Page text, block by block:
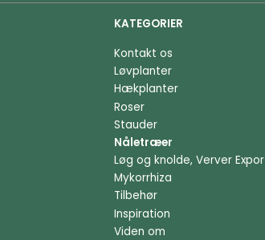
KATEGORIER
Kontakt os
Løvplanter
Hækplanter
Roser
Stauder
Nåletræer
Løg og knolde, Verver
Mykorrhiza
Tilbehør
Inspiration
Viden om